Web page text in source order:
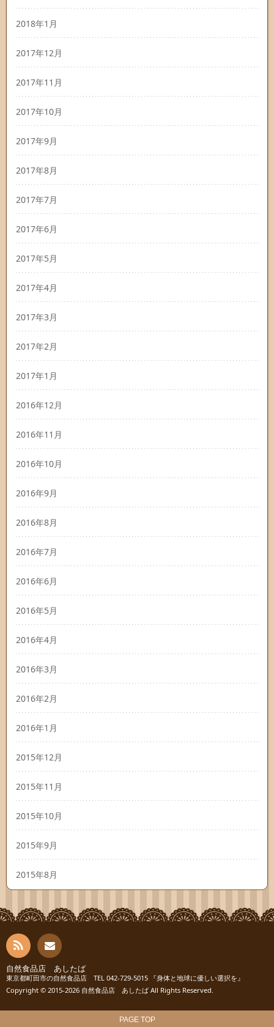
2018年1月
2017年12月
2017年11月
2017年10月
2017年9月
2017年8月
2017年7月
2017年6月
2017年5月
2017年4月
2017年3月
2017年2月
2017年1月
2016年12月
2016年11月
2016年10月
2016年9月
2016年8月
2016年7月
2016年6月
2016年5月
2016年4月
2016年3月
2016年2月
2016年1月
2015年12月
2015年11月
2015年10月
2015年9月
2015年8月
RSS
お問
い合
自然食品店 あしたば
東京都町田市の自然食品店 TEL 042-729-5015 『身体と地球に優しい選択を』
Copyright © 2015-2026 自然食品店 あしたば All Rights Reserved.
PAGE TOP